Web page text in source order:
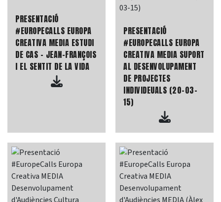
PRESENTACIÓ
#EUROPECALLS EUROPA
CREATIVA MEDIA ESTUDI
DE CAS - JEAN-FRANÇOIS
I EL SENTIT DE LA VIDA
PRESENTACIÓ
#EUROPECALLS EUROPA
CREATIVA MEDIA SUPORT
AL DESENVOLUPAMENT
DE PROJECTES
INDIVIDEUALS (20-03-
15)